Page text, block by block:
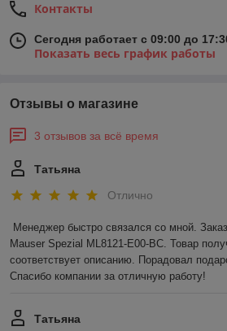
Контакты
Сегодня работает с 09:00 до
Показать весь график работы
Отзывы о магазине
3 отзывов за всё время
Татьяна
Отлично
Менеджер быстро связался со мной.
Mauser Spezial ML8121-E00-BC. Товар
соответствует описанию. Порадовал
Спасибо компании за отличную работу!
Татьяна